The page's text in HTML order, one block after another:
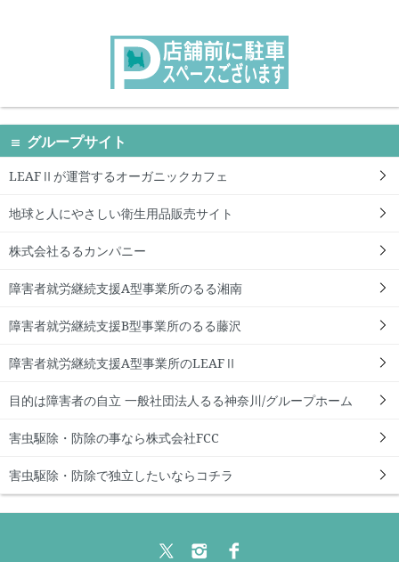
グループサイト
LEAFⅡが運営するオーガニックカフェ
地球と人にやさしい衛生用品販売サイト
株式会社るるカンパニー
障害者就労継続支援A型事業所のるる湘南
障害者就労継続支援B型事業所のるる藤沢
障害者就労継続支援A型事業所のLEAFⅡ
目的は障害者の自立 一般社団法人るる神奈川/グループホーム
害虫駆除・防除の事なら株式会社FCC
害虫駆除・防除で独立したいならコチラ